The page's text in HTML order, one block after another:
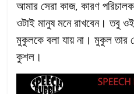
আমার সেরা কাজ, কারণ
ওটাই মানুষ মনে রাখবেন। তবু
মুকুলকে বলা যায় না। মুকুল তার
কুশল।